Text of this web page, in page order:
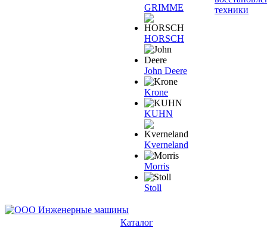
GRIMME
HORSCH
John Deere
Krone
KUHN
Kverneland
Morris
Stoll
техники
Каталог